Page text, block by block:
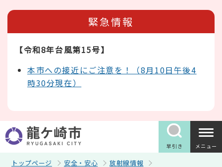
緊急情報
【令和8年台風第15号】
本市への接近にご注意を！（8月10日午後4
時30分現在）
早引き メニュー
トップページ 安全・安心
放射線情報